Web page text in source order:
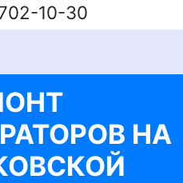
10-30
НА